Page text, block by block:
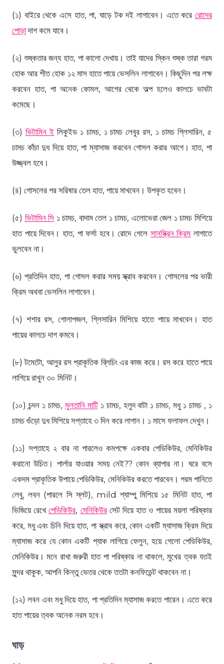
(১) বাইরে থেকে এসে হাত, পা, ঘাড়ে টক দই লাগাবেন। এতে করে রোদের
পোড়াদাগ কমে যাবে।
(২) শুষ্কতার জন্য হাত, পা কালো দেখায়। তাই যাদের স্কিন শুষ্ক তারা গরম
হোক আর শীত হোক ১২ মাস হাতে পায়ে ভেসলিন লাগাবেন। কিছুদিন পর লক্ষ
করবেন হাত, পা অনেক কোমল, আগের থেকে অল্প হলেও কালচে ভাবটা
কমেছে।
(৩) ভিটামিন ইলিকুইড ১ চামচ, ১ চামচ লেবুর রস, ১ চামচ গ্লিসারিন, ৫
চামচ কাঁচা দুধ দিয়ে হাত, পা ম্যাসাজ করবেন গোসল করার আগে। হাত, পা
উজ্জ্বল হবে।
(৪) গোসলের পর সরিষার তেল হাত, পায়ে মাখবেন। উপকৃত হবেন।
(৫) ভিটামিন সি ১ চামচ, বাদাম তেল ১ চামচ, এলোভেরা জেল ১ চামচ মিশিয়ে
হাত পায়ে দিবেন। হাত, পা ফর্সা হবে। রোদে গেলে সানস্ক্রিন ক্রিম লাগাতে
ভুলবেন না।
(৬) প্রতিদিন হাত, পা গোসল করার সময় স্ক্রাব করবেন। গোসলের পর ভারী
ক্রিম অথবা ভেসলিন লাগাবেন।
(৭) শশার রস, গোলাপজল, গ্লিসারিন মিশিয়ে হাতে পায়ে মাখবেন। হাত
পায়ের কালচে দাগ কমবে।
(৮) টমেটো, আলুর রস প্রাকৃতিক ব্লিচিং এর কাজ করে। রস করে হাতে পায়ে
লাগিয়ে রাখুন ৩০ মিনিট।
(১০) চন্দন ১ চামচ, মুলতানি মাটি১ চামচ, হলুদ বাটা ১ চামচ, মধু ১ চামচ , ১
চামচ গুঁড়ো দুধ মিশিয়ে সপ্তাহে ৩ দিন করে লাগান। ১ মাসে ফলাফল দেখুন।
(১১) সপ্তাহে ২ বার না পারলেও কমপক্ষে একবার পেডিকিউর, মেনিকিউর
করানো উচিত। পার্লার যাওয়ার সময় নেই?? কোন ব্যাপার না। ঘরে বসে
একদম প্রাকৃতিক উপায়ে পেডিকিউর, মেনিকিউর করতে পারবেন। গরম পানিতে
লেবু, লবন (পারলে সি স্লট), mild শ্যাম্পু মিশিয়ে ১৫ মিনিট হাত, পা
ভিজিয়ে রেখেপেডিকিউর, মেনিকিউরসেট দিয়ে হাত ও পায়ের ময়লা পরিষ্কার
করে, মধু এবং চিনি দিয়ে হাত, পা স্ক্রাব করে, কোন একটি ম্যাসাজ ক্রিম দিয়ে
ম্যাসাজ করে যে কোন একটি প্যাক লাগিয়ে ফেলুন, হয়ে গেলো পেডিকিউর,
মেনিকিউর। মনে রাখা জরুরী হাত পা পরিষ্কার না থাকলে, মুখের ত্বক যতই
সুন্দর থাকুক, আপনি কিন্তু ভেতর থেকে ততটা কনফিডেন্ট থাকবেন না।
(১২) লবন এবং মধু দিয়ে হাত, পা প্রতিদিন ম্যাসাজ করতে পারেন। এতে করে
হাত পায়ের ত্বক অনেক নরম হবে।
ঘাড়